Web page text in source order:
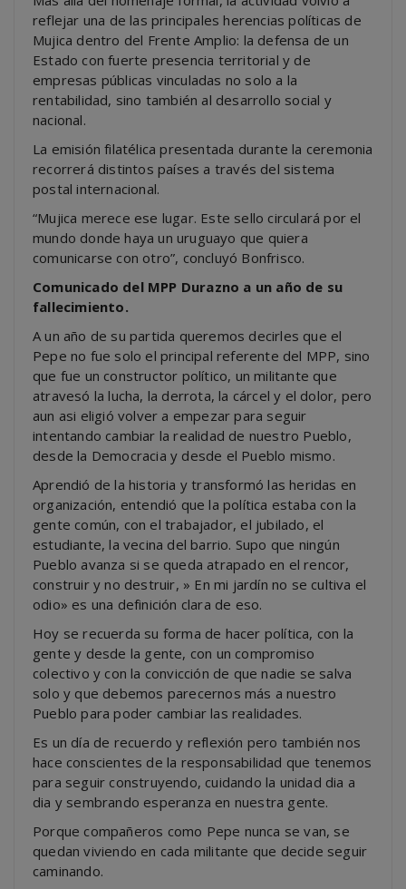
reflejar una de las principales herencias políticas de
Mujica dentro del Frente Amplio: la defensa de un
Estado con fuerte presencia territorial y de
empresas públicas vinculadas no solo a la
rentabilidad, sino también al desarrollo social y
nacional.
La emisión filatélica presentada durante la ceremonia
recorrerá distintos países a través del sistema
postal internacional.
“Mujica merece ese lugar. Este sello circulará por el
mundo donde haya un uruguayo que quiera
comunicarse con otro”, concluyó Bonfrisco.
Comunicado del MPP Durazno a un año de su
fallecimiento.
A un año de su partida queremos decirles que el
Pepe no fue solo el principal referente del MPP, sino
que fue un constructor político, un militante que
atravesó la lucha, la derrota, la cárcel y el dolor, pero
aun asi eligió volver a empezar para seguir
intentando cambiar la realidad de nuestro Pueblo,
desde la Democracia y desde el Pueblo mismo.
Aprendió de la historia y transformó las heridas en
organización, entendió que la política estaba con la
gente común, con el trabajador, el jubilado, el
estudiante, la vecina del barrio. Supo que ningún
Pueblo avanza si se queda atrapado en el rencor,
construir y no destruir, » En mi jardín no se cultiva el
odio» es una definición clara de eso.
Hoy se recuerda su forma de hacer política, con la
gente y desde la gente, con un compromiso
colectivo y con la convicción de que nadie se salva
solo y que debemos parecernos más a nuestro
Pueblo para poder cambiar las realidades.
Es un día de recuerdo y reflexión pero también nos
hace conscientes de la responsabilidad que tenemos
para seguir construyendo, cuidando la unidad dia a
dia y sembrando esperanza en nuestra gente.
Porque compañeros como Pepe nunca se van, se
quedan viviendo en cada militante que decide seguir
caminando.